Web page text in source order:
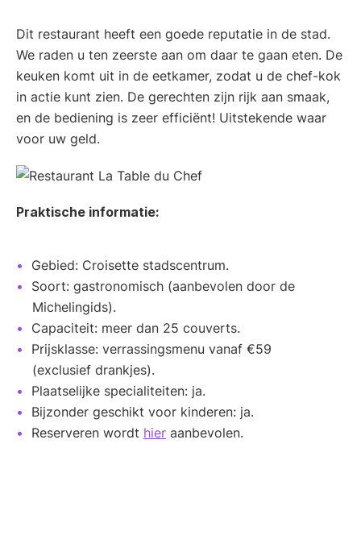
Dit restaurant heeft een goede reputatie in de stad.
We raden u ten zeerste aan om daar te gaan eten. De
keuken komt uit in de eetkamer, zodat u de chef-kok
in actie kunt zien. De gerechten zijn rijk aan smaak,
en de bediening is zeer efficiënt! Uitstekende waar
voor uw geld.
Praktische informatie:
Gebied: Croisette stadscentrum.
Soort: gastronomisch (aanbevolen door de
Michelingids).
Capaciteit: meer dan 25 couverts.
Prijsklasse: verrassingsmenu vanaf €59
(exclusief drankjes).
Plaatselijke specialiteiten: ja.
Bijzonder geschikt voor kinderen: ja.
Reserveren wordt hier aanbevolen.